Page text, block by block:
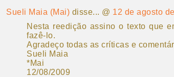
Sueli Maia (Mai) disse... @ 12 de agosto
Nesta reedição assino o texto que
fazê-lo.
Agradeço todas as críticas e
Sueli Maia
*Mai
12/08/2009